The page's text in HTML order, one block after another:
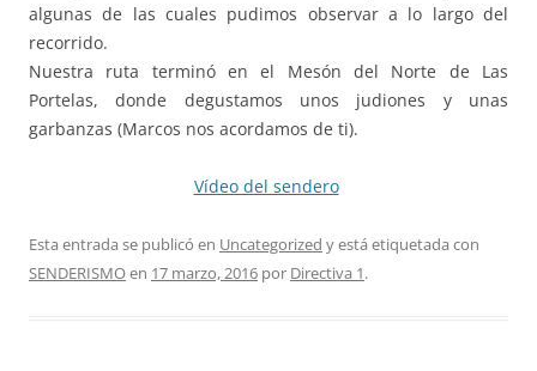
algunas de las cuales pudimos observar a lo largo del
recorrido.
Nuestra ruta terminó en el Mesón del Norte de Las
Portelas, donde degustamos unos judiones y unas
garbanzas (Marcos nos acordamos de ti).
Vídeo del sendero
Esta entrada se publicó en Uncategorized y está etiquetada con
SENDERISMOen 17 marzo, 2016 por Directiva 1.